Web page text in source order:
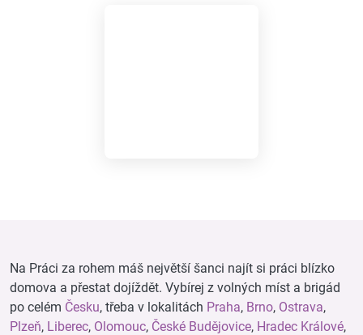
Na Práci za rohem máš největší šanci najít si práci blízko
domova a přestat dojíždět. Vybírej z volných míst a brigád
po celém Česku, třeba v lokalitách Praha, Brno, Ostrava,
Plzeň, Liberec, Olomouc, České Budějovice, Hradec Králové,